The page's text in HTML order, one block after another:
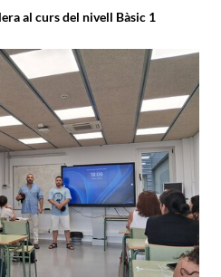
al curs del nivell Bàsic 1